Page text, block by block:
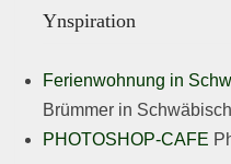
Ynspiration
Ferienwohnung in
Brümmer in
PHOTOSHOP-CAFE